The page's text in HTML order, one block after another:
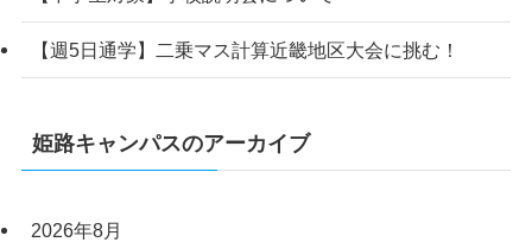
【週5日通学】二乗マス計算近畿地区大会に挑む！
姫路キャンパスのアーカイブ
2026年8月